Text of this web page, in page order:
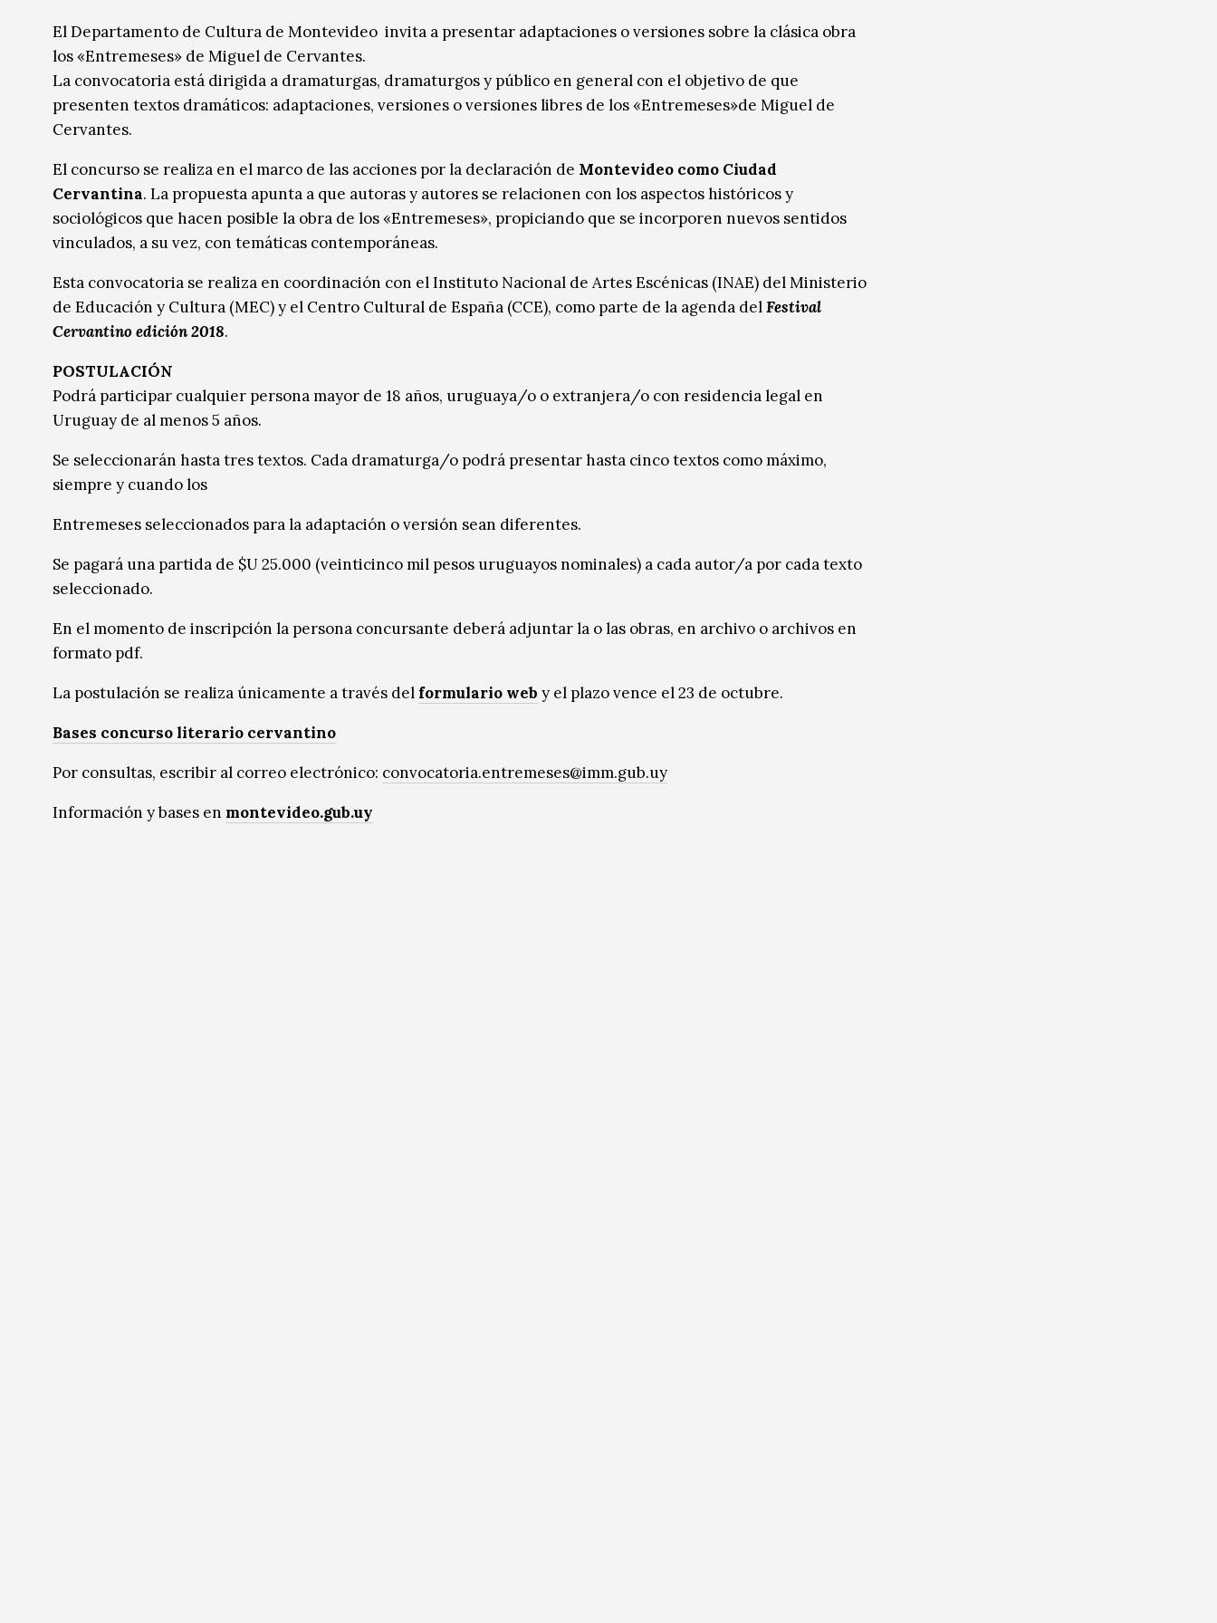
Música Música
Sin categoríaSin categoría
El Departamento de Cultura de Montevideo invita a presentar adaptaciones o versiones sobre la clásica obra
los «Entremeses» de Miguel de Cervantes.
La convocatoria está dirigida a dramaturgas, dramaturgos y público en general con el objetivo de que
presenten textos dramáticos: adaptaciones, versiones o versiones libres de los «Entremeses»de Miguel de
Cervantes.
El concurso se realiza en el marco de las acciones por la declaración de Montevideo como Ciudad
Cervantina. La propuesta apunta a que autoras y autores se relacionen con los aspectos históricos y
sociológicos que hacen posible la obra de los «Entremeses», propiciando que se incorporen nuevos sentidos
vinculados, a su vez, con temáticas contemporáneas.
Esta convocatoria se realiza en coordinación con el Instituto Nacional de Artes Escénicas (INAE) del Ministerio
de Educación y Cultura (MEC) y el Centro Cultural de España (CCE), como parte de la agenda delFestival
Cervantino edición 2018.
POSTULACIÓN
Podrá participar cualquier persona mayor de 18 años, uruguaya/o o extranjera/o con residencia legal en
Uruguay de al menos 5 años.
Se seleccionarán hasta tres textos. Cada dramaturga/o podrá presentar hasta cinco textos como máximo,
siempre y cuando los
Entremeses seleccionados para la adaptación o versión sean diferentes.
Se pagará una partida de $U 25.000 (veinticinco mil pesos uruguayos nominales) a cada autor/a por cada texto
seleccionado.
En el momento de inscripción la persona concursante deberá adjuntar la o las obras, en archivo o archivos en
formato pdf.
La postulación se realiza únicamente a través del formulario web y el plazo vence el 23 de octubre.
Bases concurso literario cervantino
Por consultas, escribir al correo electrónico: convocatoria.entremeses@imm.gub.uy
Información y bases en montevideo.gub.uy